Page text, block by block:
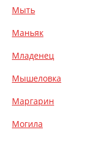
Мыть
Маньяк
Младенец
Мышеловка
Маргарин
Могила